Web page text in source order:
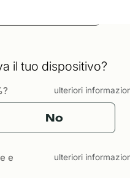
il tuo dispositivo?
ulteriori
No
e
ulteriori